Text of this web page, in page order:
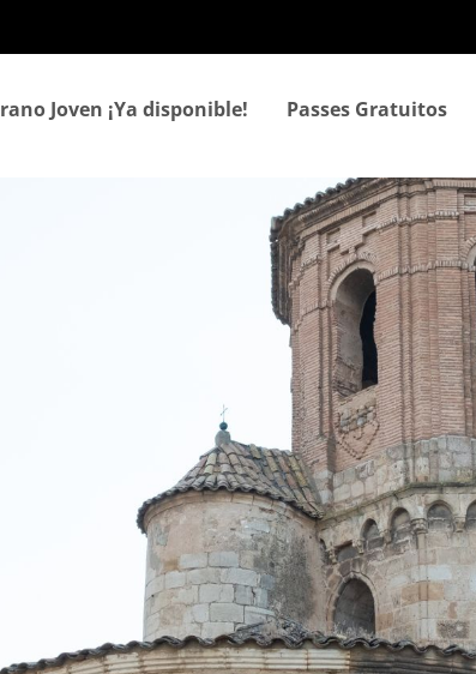
conteúdo
Joven ¡Ya disponible! Passes Gratuitos